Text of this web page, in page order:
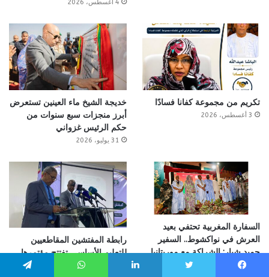
4 أغسطس، 2026
تكريم من مجموعة كفانا فسادًا
3 أغسطس، 2026
خديجة الشيخ ماء العينين تستعرض
أبرز منجزات سبع سنوات من
حكم الرئيس غزواني
31 يوليو، 2026
السفارة المغربية تحتفي بعيد
العرش في نواكشوط.. السفير
حميد شبار: الشراكة مع موريتانيا
بلغت مرحلة جديدة من التعاون
رابطة المفتشين المقاطعيين
للتعليم الأساسي تفتتح مؤتمرها